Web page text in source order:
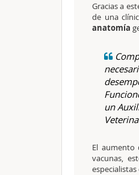
Gracias a
de una
anatomía
un
El aumento
vacunas,